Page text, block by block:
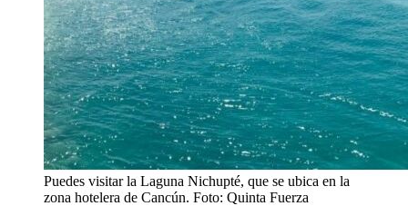
Puedes visitar la Laguna Nichupté, que se ubica en la
zona hotelera de Cancún. Foto: Quinta Fuerza